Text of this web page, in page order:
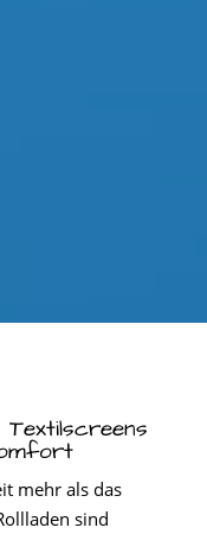
mehr als das
sind